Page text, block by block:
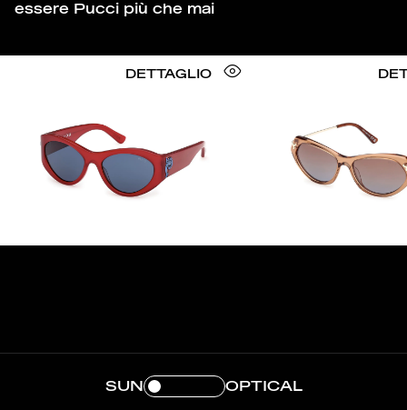
essere Pucci più che mai
DETTAGLIO
SUN OPTICAL